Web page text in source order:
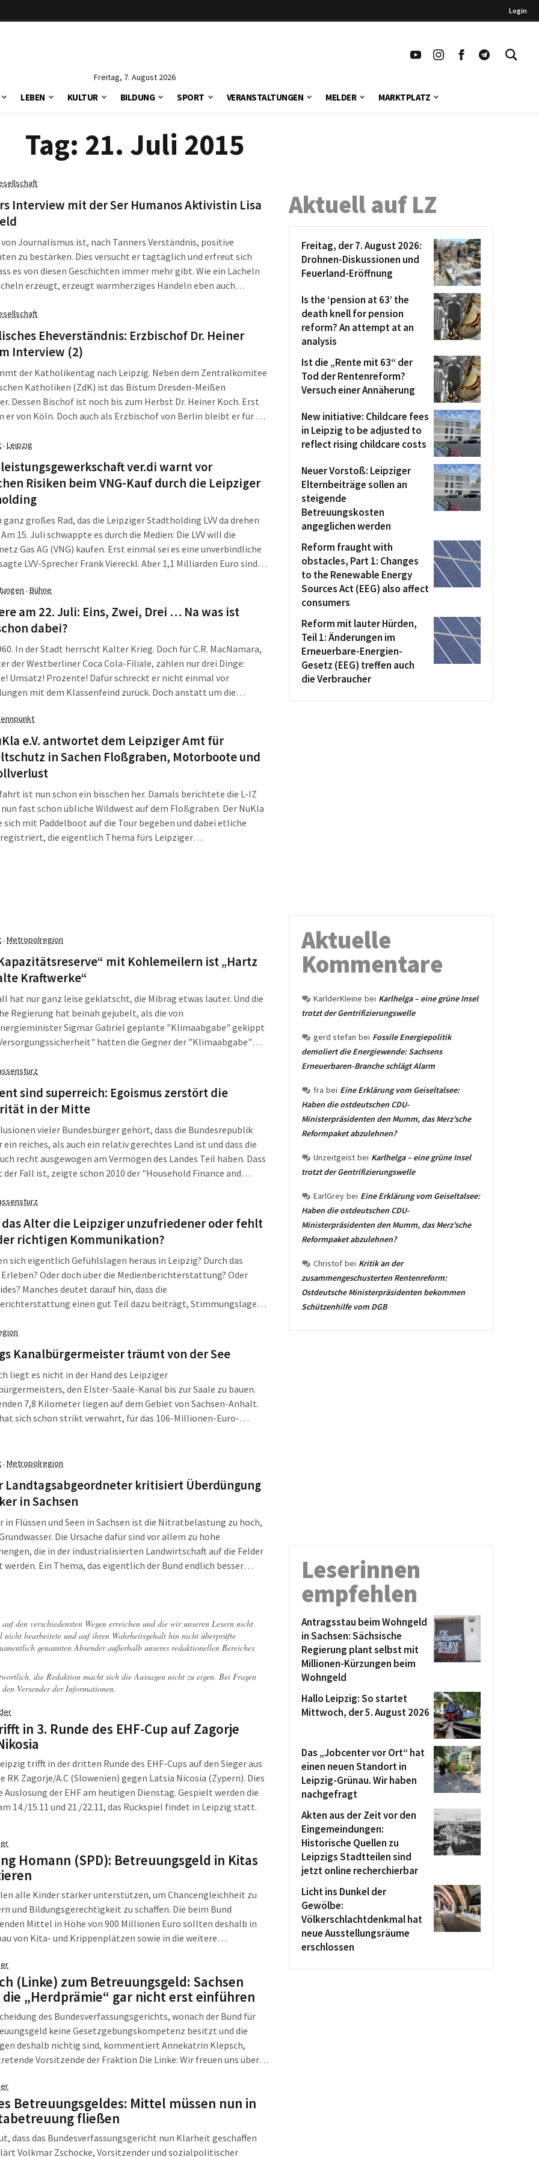
Login
Freitag, 7. August 2026
LEBEN KULTUR BILDUNG SPORT VERANSTALTUNGEN MELDER MARKTPLATZ
Tag: 21. Juli 2015
Interview mit der Ser Humanos Aktivistin Lisa
Journalismus ist, nach Tanners Verständnis, positive
zu bestärken. Dies versucht er tagtäglich und erfreut sich
es von diesen Geschichten immer mehr gibt. Wie ein Lächeln
erzeugt, erzeugt warmherziges Handeln eben auch
und ihre Freundinnen von Ser Humanos. Was diese tun und
helfen, statt ferngelenkt im Konsumismus zu versacken,
heißgeliebten Leserschaften heute erfahren.
Eheverständnis: Erzbischof Dr. Heiner
Interview (2)
der Katholikentag nach Leipzig. Neben dem Zentralkomitee
Katholiken (ZdK) ist das Bistum Dresden-Meißen
Dessen Bischof ist noch bis zum Herbst Dr. Heiner Koch. Erst
er von Köln. Doch auch als Erzbischof von Berlin bleibt er für die
Bischöfen nach Rom. Thema: Ehe und Familie. Auch
sprach er mit der L-IZ.
· Leipzig
ver.di warnt vor
Risiken beim VNG-Kauf durch die Leipziger
ganz großes Rad, das die Leipziger Stadtholding LVV da drehen
15. Juli schwappte es durch die Medien: Die LVV will die
Gas AG (VNG) kaufen. Erst einmal sei es eine unverbindliche
LVV-Sprecher Frank Viereckl. Aber 1,1 Milliarden Euro sind
entsprechend besorgt.
· Bühne
am 22. Juli: Eins, Zwei, Drei … Na was ist
dabei?
In der Stadt herrscht Kalter Krieg. Doch für C.R. MacNamara,
der Westberliner Coca Cola-Filiale, zählen nur drei Dinge:
Umsatz! Prozente! Dafür schreckt er nicht einmal vor
mit dem Klassenfeind zurück. Doch anstatt um die
Tochter des Konzernchefs, kümmern. Ihr unangekündigter
Berlin bringt MacNamaras ehrgeizige Karrierepläne
e.V. antwortet dem Leipziger Amt für
in Sachen Floßgraben, Motorboote und
ist nun schon ein bisschen her. Damals berichtete die L-IZ
nun fast schon übliche Wildwest auf dem Floßgraben. Der NuKla
sich mit Paddelboot auf die Tour begeben und dabei etliche
die eigentlich Thema fürs Leipziger
· Metropolregion
mit Kohlemeilern ist „Hartz
Kraftwerke“
hat nur ganz leise geklatscht, die Mibrag etwas lauter. Und die
Regierung hat beinah gejubelt, als die von
Sigmar Gabriel geplante "Klimaabgabe" gekippt
hatten die Gegner der "Klimaabgabe"
stellt Franz Untersteller, der Umweltminister von Baden-
nun fest. Er bezieht Position zu abgeschalteten
Stromkapazitäten und fehlenden Stromtrassen.
sind superreich: Egoismus zerstört die
in der Mitte
vieler Bundesbürger gehört, dass die Bundesrepublik
ein reiches, als auch ein relativ gerechtes Land ist und dass die
recht ausgewogen am Vermögen des Landes Teil haben. Dass
der Fall ist, zeigte schon 2010 der "Household Finance and
von 0,758. Nur in Österreich waren die Vermögen noch
verteilt.
das Alter die Leipziger unzufriedener oder fehlt
richtigen Kommunikation?
sich eigentlich Gefühlslagen heraus in Leipzig? Durch das
Oder doch über die Medienberichterstattung? Oder
Manches deutet darauf hin, dass die
einen gut Teil dazu beiträgt, Stimmungslagen
Zufriedenheit fragt. Auch hierzu gibt die Stadtverwaltung in den
Punkte vor, die die Befragten ankreuzen können.
Kanalbürgermeister träumt von der See
liegt es nicht in der Hand des Leipziger
den Elster-Saale-Kanal bis zur Saale zu bauen.
7,8 Kilometer liegen auf dem Gebiet von Sachsen-Anhalt.
hat sich schon strikt verwahrt, für das 106-Millionen-Euro-
· Metropolregion
Landtagsabgeordneter kritisiert Überdüngung
in Sachsen
in Flüssen und Seen in Sachsen ist die Nitratbelastung zu hoch,
Die Ursache dafür sind vor allem zu hohe
die in der industrialisierten Landwirtschaft auf die Felder
werden. Ein Thema, das eigentlich der Bund endlich besser
den verschiedensten Wegen erreichen und die wir unseren Lesern nicht
bearbeitete und auf ihren Wahrheitsgehalt hin nicht überprüfte
genannten Absender außerhalb unseres redaktionellen Bereiches
die Redaktion macht sich die Aussagen nicht zu eigen. Bei Fragen
Versender der Informationen.
in 3. Runde des EHF-Cup auf Zagorje
trifft in der dritten Runde des EHF-Cups auf den Sieger aus
RK Zagorje/A.C (Slowenien) gegen Latsia Nicosia (Zypern). Dies
Auslosung der EHF am heutigen Dienstag. Gespielt werden die
14./15.11 und 21./22.11, das Rückspiel findet in Leipzig statt.
Homann (SPD): Betreuungsgeld in Kitas
alle Kinder stärker unterstützen, um Chancengleichheit zu
und Bildungsgerechtigkeit zu schaffen. Die beim Bund
Mittel in Höhe von 900 Millionen Euro sollten deshalb in
von Kita- und Krippenplätzen sowie in die weitere
Homann, stellvertretender Vorsitzender der SPD-
Sächsischen Landtag und Sprecher für Kinder und Jugend,
des Bundesverfassungsgerichtes, das am Dienstag das
(Linke) zum Betreuungsgeld: Sachsen
„Herdprämie“ gar nicht erst einführen
des Bundesverfassungsgerichts, wonach der Bund für
keine Gesetzgebungskompetenz besitzt und die
deshalb nichtig sind, kommentiert Annekatrin Klepsch,
Vorsitzende der Fraktion Die Linke: Wir freuen uns über
mindestens auf Zeit einen Riegel vorschiebt. Nun sind die
Wenn der Bund ihnen die Betreuungsgeld-Mittel
sollten sie nicht denselben ideologisch motivierten Fehler
Betreuungsgeldes: Mittel müssen nun in
fließen
dass das Bundesverfassungsgericht nun Klarheit geschaffen
Volkmar Zschocke, Vorsitzender und sozialpolitischer
Aktuell auf LZ
Freitag, der 7. August 2026:
Drohnen-Diskussionen und
Feuerland-Eröffnung
Is the ‘pension at 63’ the
death knell for pension
reform? An attempt at an
analysis
Ist die „Rente mit 63“ der
Tod der Rentenreform?
Versuch einer Annäherung
New initiative: Childcare fees
in Leipzig to be adjusted to
reflect rising childcare costs
Neuer Vorstoß: Leipziger
Elternbeiträge sollen an
steigende
Betreuungskosten
angeglichen werden
Reform fraught with
obstacles, Part 1: Changes
to the Renewable Energy
Sources Act (EEG) also affect
consumers
Reform mit lauter Hürden,
Teil 1: Änderungen im
Erneuerbare-Energien-
Gesetz (EEG) treffen auch
die Verbraucher
Aktuelle
Kommentare
KarlderKleine bei Karlhelga – eine grüne Insel
trotzt der Gentrifizierungswelle
gerd stefan bei Fossile Energiepolitik
demoliert die Energiewende: Sachsens
Erneuerbaren-Branche schlägt Alarm
fra bei Eine Erklärung vom Geiseltalsee:
Haben die ostdeutschen CDU-
Ministerpräsidenten den Mumm, das Merz’sche
Reformpaket abzulehnen?
Unzeitgeist bei Karlhelga – eine grüne Insel
trotzt der Gentrifizierungswelle
EarlGrey bei Eine Erklärung vom Geiseltalsee:
Haben die ostdeutschen CDU-
Ministerpräsidenten den Mumm, das Merz’sche
Reformpaket abzulehnen?
Christof bei Kritik an der
zusammengeschusterten Rentenreform:
Ostdeutsche Ministerpräsidenten bekommen
Schützenhilfe vom DGB
Leserinnen
empfehlen
Antragsstau beim Wohngeld
in Sachsen: Sächsische
Regierung plant selbst mit
Millionen-Kürzungen beim
Wohngeld
Hallo Leipzig: So startet
Mittwoch, der 5. August 2026
Das „Jobcenter vor Ort“ hat
einen neuen Standort in
Leipzig-Grünau. Wir haben
nachgefragt
Akten aus der Zeit vor den
Eingemeindungen:
Historische Quellen zu
Leipzigs Stadtteilen sind
jetzt online recherchierbar
Licht ins Dunkel der
Gewölbe:
Völkerschlachtdenkmal hat
neue Ausstellungsräume
erschlossen